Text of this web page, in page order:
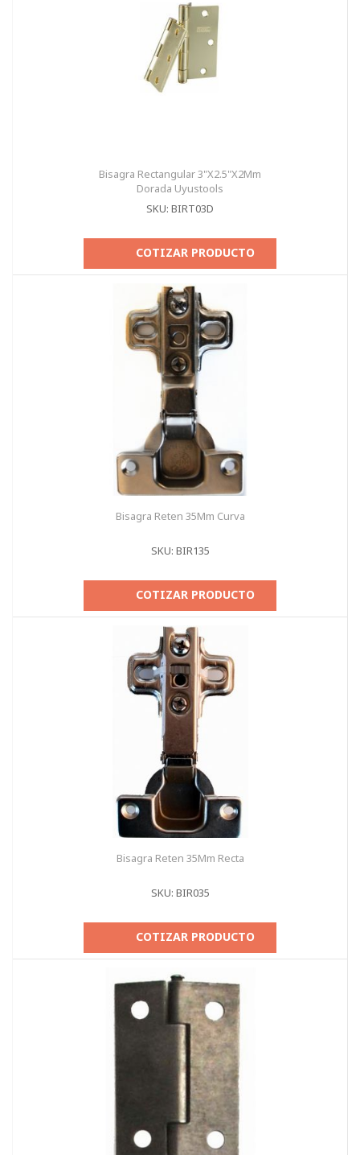
Bisagra Rectangular 3"X2.5"X2Mm
Dorada Uyustools
SKU: BIRT03D
COTIZAR PRODUCTO
Bisagra Reten 35Mm Curva
SKU: BIR135
COTIZAR PRODUCTO
Bisagra Reten 35Mm Recta
SKU: BIR035
COTIZAR PRODUCTO